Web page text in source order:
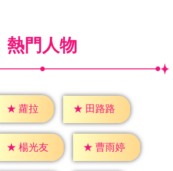
熱門人物
★ 蘿拉 ★ 田路路
★ 楊光友 ★ 曹雨婷